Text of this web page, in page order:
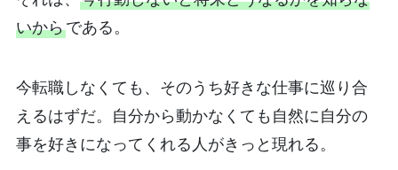
いからである。
今転職しなくても、そのうち好きな仕事に巡り合
えるはずだ。自分から動かなくても自然に自分の
事を好きになってくれる人がきっと現れる。